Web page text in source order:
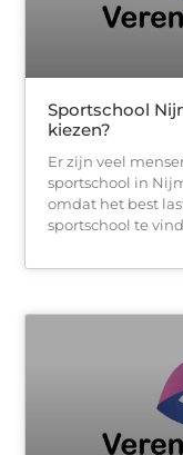
Sportschool
kiezen?
Er zijn veel
sportschool in
omdat het best
sportschool te